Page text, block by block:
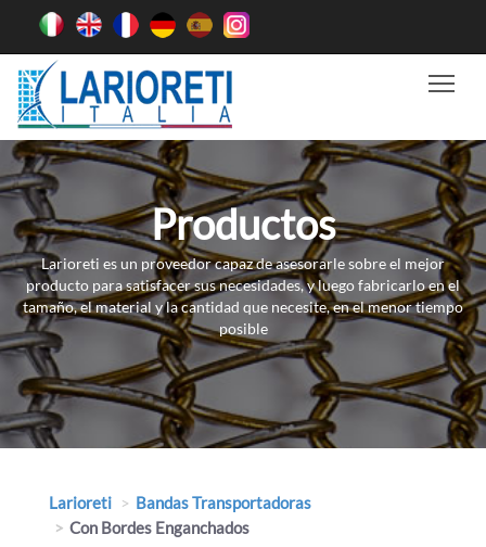
Productos
Larioreti es un proveedor capaz de asesorarle sobre el mejor
producto para satisfacer sus necesidades, y luego fabricarlo en el
tamaño, el material y la cantidad que necesite, en el menor tiempo
posible
Larioreti
Bandas Transportadoras
Con Bordes Enganchados